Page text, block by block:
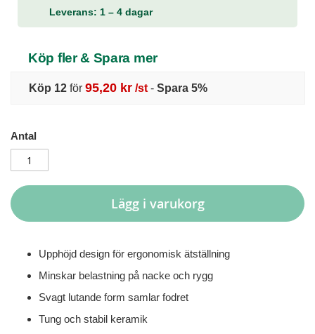
Leverans: 1 – 4 dagar
Köp fler & Spara mer
Köp 12 för 95,20 kr /st - Spara 5%
Antal
Lägg i varukorg
Upphöjd design för ergonomisk ätställning
Minskar belastning på nacke och rygg
Svagt lutande form samlar fodret
Tung och stabil keramik